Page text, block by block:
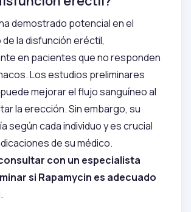
demostrado potencial en el
la disfunción eréctil,
en pacientes que no responden
Los estudios preliminares
mejorar el flujo sanguíneo al
la erección. Sin embargo, su
según cada individuo y es crucial
de su médico.
con un especialista
si Rapamycin es adecuado
.